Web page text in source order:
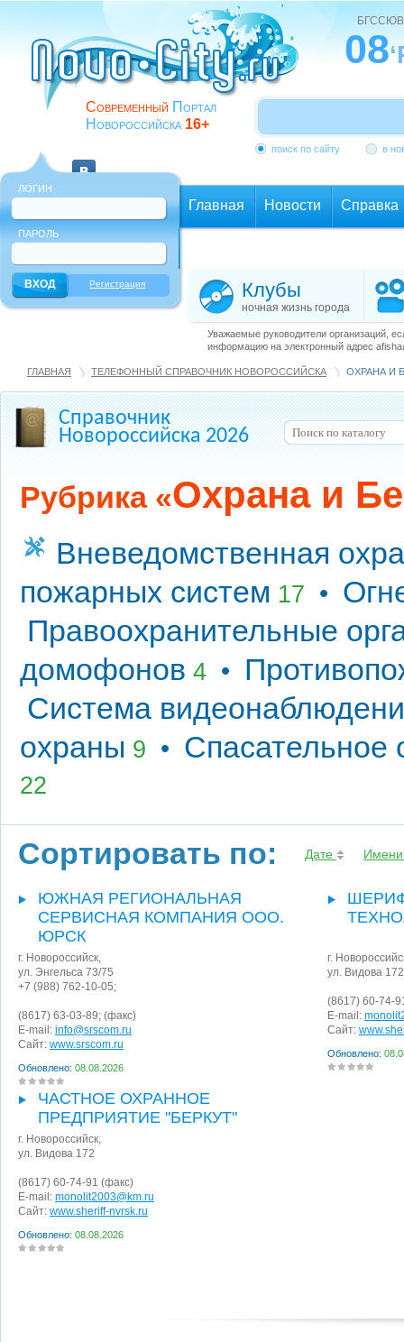
Современный Портал
Новороссийска 16+
08
поиск по сайту в
ЛОГИН
ПАРОЛЬ
Регистрация
Главная Новости Справка
Клубы
ночная жизнь города
Уважаемые руководители организаций,
информацию на электронный адрес
ГЛАВНАЯ ТЕЛЕФОННЫЙ СПРАВОЧНИК НОВОРОССИЙСКА ОХРАНА И
Справочник
Новороссийска 2026
Рубрика «Охрана и
Вневедомственная
пожарных систем 17 •
Правоохранительные
домофонов 4 •
Система
охраны 9 • Спасательное
22
Сортировать по: Дате Имени
ЮЖНАЯ РЕГИОНАЛЬНАЯ
СЕРВИСНАЯ КОМПАНИЯ ООО.
ЮРСК
г. Новороссийск,
ул. Энгельса 73/75
+7 (988) 762-10-05;
(8617) 63-03-89; (факс)
E-mail: info@srscom.ru
Сайт: www.srscom.ru
Обновлено: 08.08.2026
г.
ул. Видова 172
(8617) 60-74-
E-mail:
Сайт:
Обновлено:
ЧАСТНОЕ ОХРАННОЕ
ПРЕДПРИЯТИЕ "БЕРКУТ"
г. Новороссийск,
ул. Видова 172
(8617) 60-74-91 (факс)
E-mail: monolit2003@km.ru
Сайт: www.sheriff-nvrsk.ru
Обновлено: 08.08.2026